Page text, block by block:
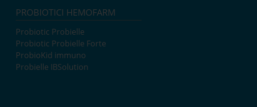
PROBIOTICI HEMOFARM
Probiotic Probielle
Probiotic Probielle Forte
ProbioKid immuno
Probielle IBSolution